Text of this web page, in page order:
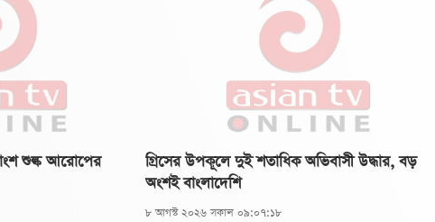
শুল্ক আরোপের
গ্রিসের উপকূলে দুই শতাধিক অভিবাসী উদ্ধার, বড়
অংশই বাংলাদেশি
৮ আগস্ট ২০২৬ সকাল ০৯:০৭:১৮